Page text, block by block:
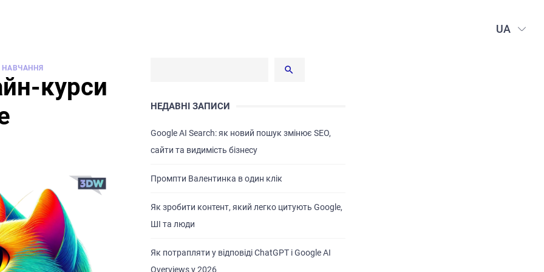
UA
НАВЧАННЯ
курси
НЕДАВНІ ЗАПИСИ
Google AI Search: як новий пошук змінює SEO,
сайти та видимість бізнесу
Промпти Валентинка в один клік
Як зробити контент, який легко цитують Google,
ШІ та люди
Як потрапляти у відповіді ChatGPT і Google AI
Overviews у 2026